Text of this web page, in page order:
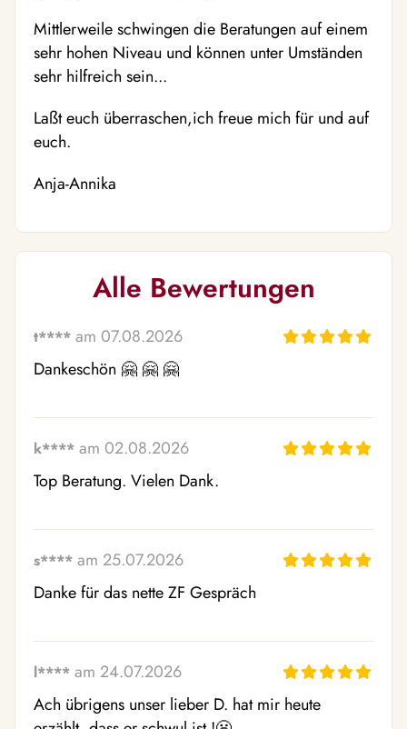
Mittlerweile schwingen die Beratungen auf einem
sehr hohen Niveau und können unter Umständen
sehr hilfreich sein...
Laßt euch überraschen,ich freue mich für und auf
euch.
Anja-Annika
Alle Bewertungen
t**** am 07.08.2026
Dankeschön 🤗 🤗 🤗
k**** am 02.08.2026
Top Beratung. Vielen Dank.
s**** am 25.07.2026
Danke für das nette ZF Gespräch
l**** am 24.07.2026
Ach übrigens unser lieber D. hat mir heute